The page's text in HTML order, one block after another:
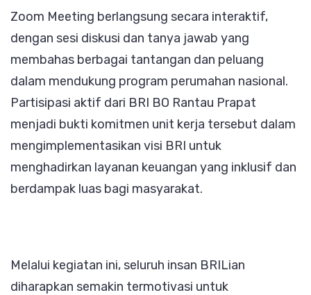
Zoom Meeting berlangsung secara interaktif,
dengan sesi diskusi dan tanya jawab yang
membahas berbagai tantangan dan peluang
dalam mendukung program perumahan nasional.
Partisipasi aktif dari BRI BO Rantau Prapat
menjadi bukti komitmen unit kerja tersebut dalam
mengimplementasikan visi BRI untuk
menghadirkan layanan keuangan yang inklusif dan
berdampak luas bagi masyarakat.
Melalui kegiatan ini, seluruh insan BRILian
diharapkan semakin termotivasi untuk